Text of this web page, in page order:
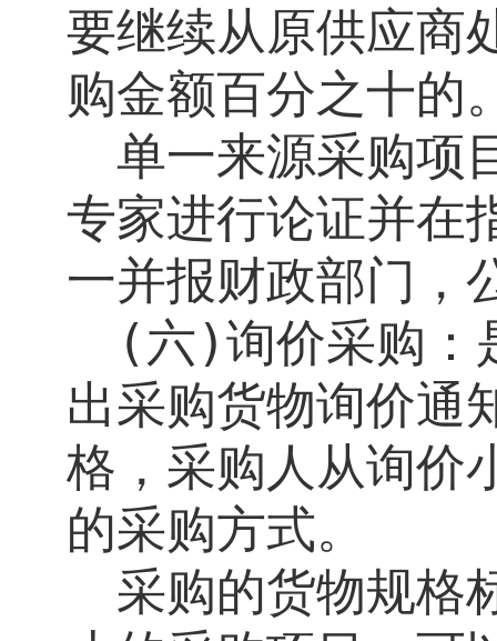
要继续从原供应商
购金额百分之十的
单一来源采购项
专家进行论证并在
一并报财政部门，
(六)询价采购：
出采购货物询价通
格，采购人从询价
的采购方式。
采购的货物规格